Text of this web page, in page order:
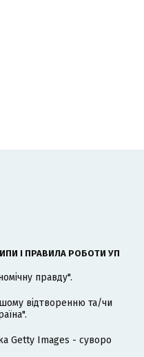
І ПРАВИЛА РОБОТИ УП
правду".
відтворенню та/чи
Getty Images - суворо